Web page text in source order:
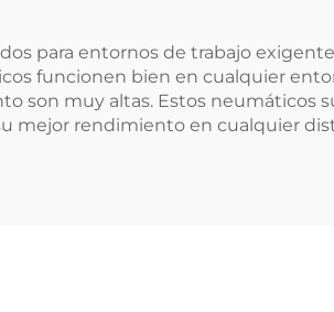
para entornos de trabajo
funcionen bien en cualquier
son muy altas. Estos neumáticos
mejor rendimiento en cualquier